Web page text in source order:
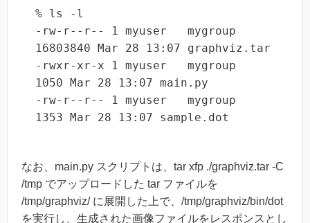
% ls -l
-rw-r--r-- 1 myuser   mygroup
16803840 Mar 28 13:07 graphviz.tar
-rwxr-xr-x 1 myuser   mygroup
1050 Mar 28 13:07 main.py
-rw-r--r-- 1 myuser   mygroup
1353 Mar 28 13:07 sample.dot
なお、main.py スクリプトは、tar xfp ./graphviz.tar -C
/tmp でアップロードした tar ファイルを
/tmp/graphviz/ に展開した上で、/tmp/graphviz/bin/dot
を実行し、生成された画像ファイルをレスポンスとし